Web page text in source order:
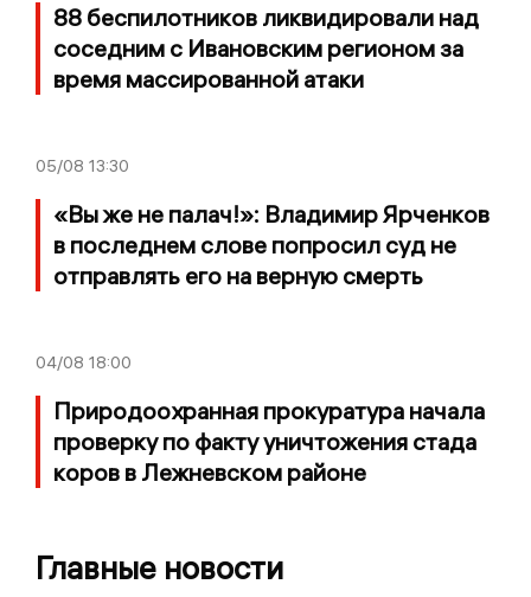
88 беспилотников ликвидировали над
соседним с Ивановским регионом за
время массированной атаки
05/08 13:30
«Вы же не палач!»: Владимир Ярченков
в последнем слове попросил суд не
отправлять его на верную смерть
04/08 18:00
Природоохранная прокуратура начала
проверку по факту уничтожения стада
коров в Лежневском районе
Главные новости